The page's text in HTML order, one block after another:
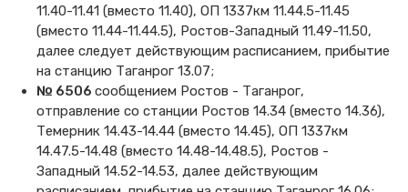
11.40-11.41 (вместо 11.40), ОП 1337км 11.44.5-11.45
(вместо 11.44-11.44.5), Ростов-Западный 11.49-11.50,
далее следует действующим расписанием, прибытие
на станцию Таганрог 13.07;
№ 6506 сообщением Ростов - Таганрог,
отправление со станции Ростов 14.34 (вместо 14.36),
Темерник 14.43-14.44 (вместо 14.45), ОП 1337км
14.47.5-14.48 (вместо 14.48-14.48.5), Ростов -
Западный 14.52-14.53, далее действующим